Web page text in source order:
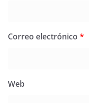
Correo electrónico *
Web